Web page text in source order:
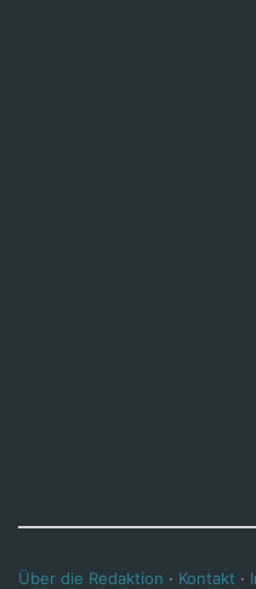
Über die Redaktion · Kontakt ·